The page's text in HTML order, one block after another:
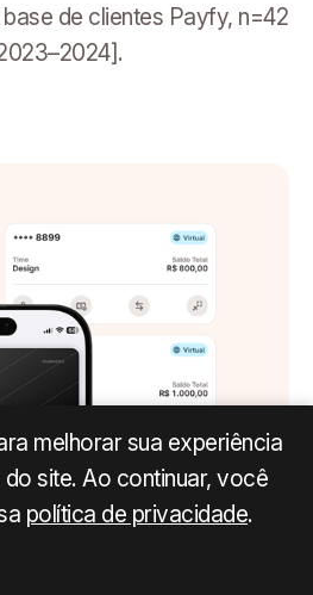
de clientes Payfy, n=42
melhorar sua experiência
site. Ao continuar, você
política de privacidade.